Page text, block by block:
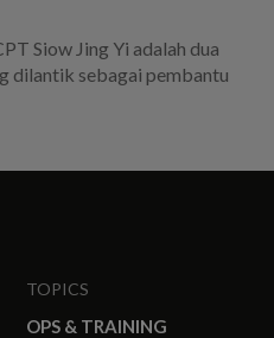
Siow Jing Yi adalah dua
dilantik sebagai pembantu
TOPICS
OPS & TRAINING